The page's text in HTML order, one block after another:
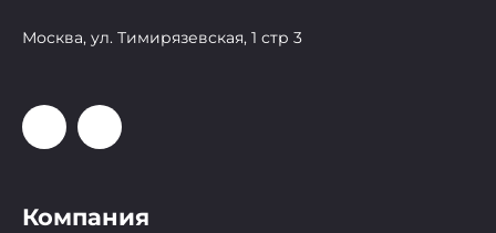
Москва, ул. Тимирязевская, 1 стр 3
Компания